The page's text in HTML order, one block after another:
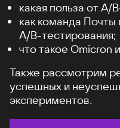
какая польза от А/
как команда
A/B-тестирования;
что такое Omicron
Также рассмотрим
успешных и
экспериментов.